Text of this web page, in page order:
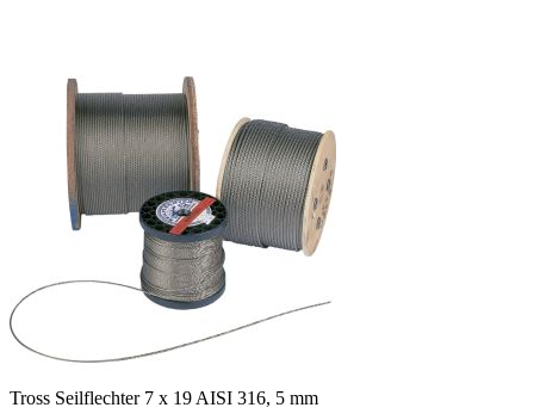
Tross Seilflechter 7 x 19 AISI 316, 5 mm